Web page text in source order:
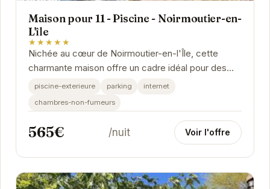
Maison pour 11 - Piscine - Noirmoutier-en-
L'île
★★★★★
Nichée au cœur de Noirmoutier-en-l'Île, cette
charmante maison offre un cadre idéal pour des
vacances relaxantes. Avec sa piscine privée, ses...
piscine-exterieure parking
internet
chambres-non-fumeurs
565€ /nuit Voir l'offre